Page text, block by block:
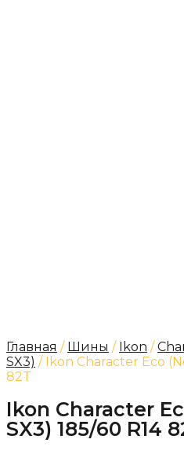
Главная / Шины / Ikon /
SX3) / Ikon Character Eco
82T
Ikon Character
SX3) 185/60 R14